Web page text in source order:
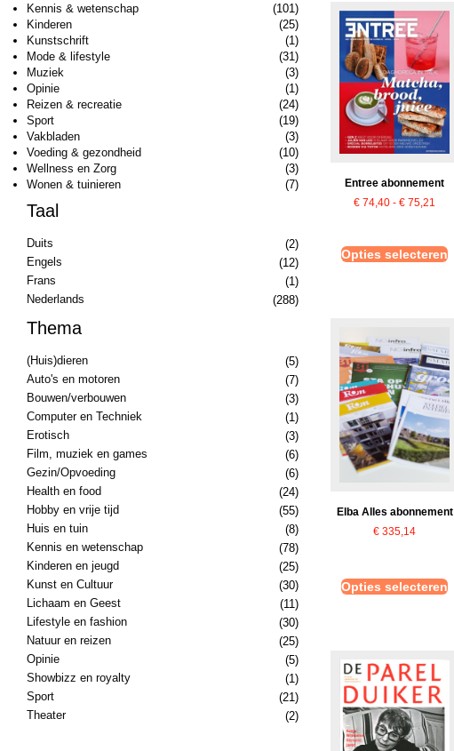
Kennis & wetenschap
(101)
Kinderen
(25)
Kunstschrift
(1)
Mode & lifestyle
(31)
Muziek
(3)
Opinie
(1)
Reizen & recreatie
(24)
Sport
(19)
Vakbladen
(3)
Voeding & gezondheid
(10)
Wellness en Zorg
(3)
Wonen & tuinieren
(7)
Taal
Duits
(2)
Engels
(12)
Frans
(1)
Nederlands
(288)
Thema
(Huis)dieren
(5)
Auto's en motoren
(7)
Bouwen/verbouwen
(3)
Computer en Techniek
(1)
Erotisch
(3)
Film, muziek en games
(6)
Gezin/Opvoeding
(6)
Health en food
(24)
Hobby en vrije tijd
(55)
Huis en tuin
(8)
Kennis en wetenschap
(78)
Kinderen en jeugd
(25)
Kunst en Cultuur
(30)
Lichaam en Geest
(11)
Lifestyle en fashion
(30)
Natuur en reizen
(25)
Opinie
(5)
Showbizz en royalty
(1)
Sport
(21)
Theater
(2)
Entree abonnement
€ 74,40 - € 75,21
Opties selecteren
Elba Alles abonnement
€ 335,14
Opties selecteren